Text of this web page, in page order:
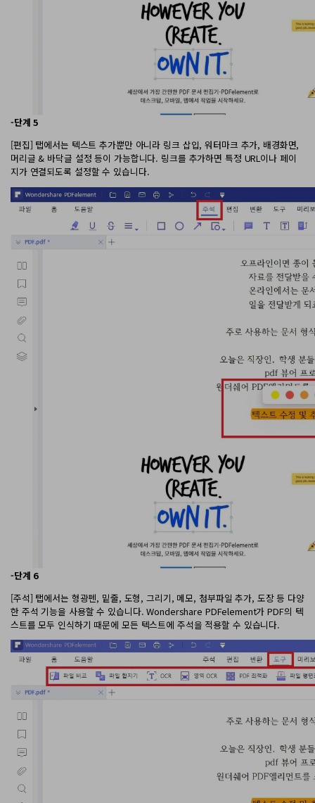
-단계 5
[편집] 탭에서는 텍스트 추가뿐만 아니라 링크 삽입, 워터마크 추가, 배경화면,
머리글 & 바닥글 설정 등이 가능합니다. 링크를 추가하면 특정 URL이나 페이
지가 연결되도록 설정할 수 있습니다.
-단계 6
[주석] 탭에서는 형광펜, 밑줄, 도형, 그리기, 메모, 첨부파일 추가, 도장 등 다양
한 주석 기능을 사용할 수 있습니다. Wondershare PDFelement가 PDF의 텍
스트를 모두 인식하기 때문에 모든 텍스트에 주석을 적용할 수 있습니다.